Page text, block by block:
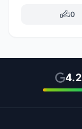
0
4.2